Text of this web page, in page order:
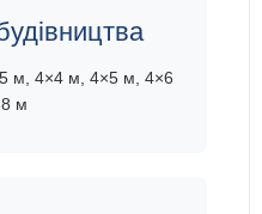
м, 4×4 м, 4×5 м, 4×6
м